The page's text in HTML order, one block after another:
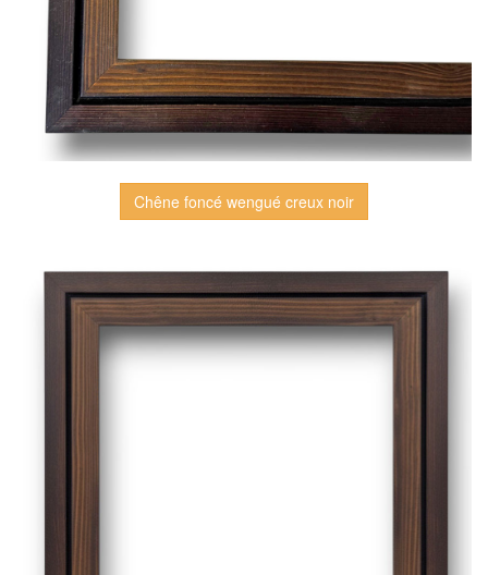
Chêne foncé wengué creux noir